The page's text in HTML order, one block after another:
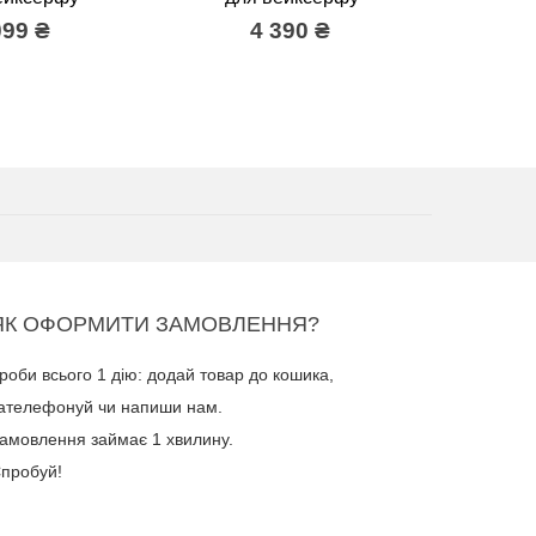
₴ 4 390 ₴
ОФОРМИТИ ЗАМОВЛЕННЯ?
всього 1 дію: додай товар до кошика,
чи напиши нам.
займає 1 хвилину.